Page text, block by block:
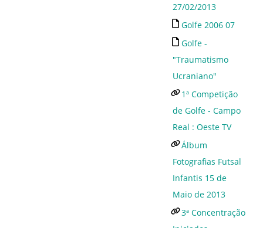
27/02/2013
Golfe 2006 07
Golfe -
"Traumatismo
Ucraniano"
1ª Competição
de Golfe - Campo
Real : Oeste TV
Álbum
Fotografias Futsal
Infantis 15 de
Maio de 2013
3ª Concentração